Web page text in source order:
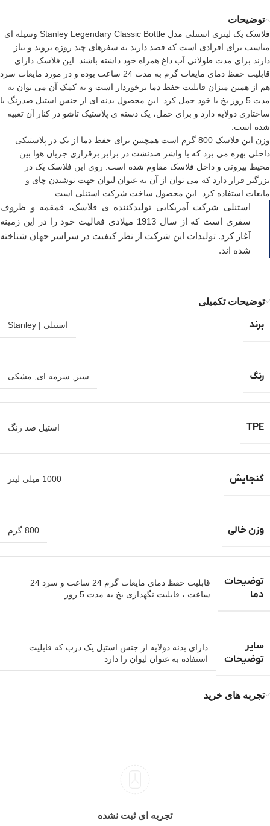
توضیحات
فلاسک یک لیتری استنلی مدل Stanley Legendary Classic Bottle وسیله ای
مناسب برای افرادی است که قصد دارند به سفرهای چند روزه بروند و نیاز
دارند برای مدت طولانی آب داغ همراه خود داشته باشند. این فلاسک دارای
قابلیت حفظ دمای مایعات گرم به مدت 24 ساعت بوده و در مورد مایعات سرد
هم از همین میزان قابلیت حفظ دما برخوردار است و به کمک آن می توان به
مدت 5 روز یخ با خود حمل کرد. این محصول بدنه ای از جنس استیل ضدزنگ با
ساختاری دولایه دارد و برای حمل، یک دسته ی پلاستیک تاشو در کنار آن تعبیه
شده است.
وزن این فلاسک 800 گرم است همچنین برای حفظ دما از یک در پلاستیکی
داخلی بهره می برد که با واشر ضدنشت در برابر برقراری جریان هوا بین
محیط بیرونی و داخل فلاسک مقاوم شده است. روی این فلاسک یک در
بزرگتر قرار دارد که می توان از آن به عنوان لیوان جهت نوشیدن چای و
مایعات استفاده کرد. این محصول ساخت شرکت استنلی است.
استنلی شرکت آمریکایی تولیدکننده ی فلاسک، قمقمه و ظروف
سفری است که از سال 1913 میلادی فعالیت خود را در این زمینه
آغاز کرد. تولیدات این شرکت از نظر کیفیت در سراسر جهان شناخته
شده اند.
توضیحات تکمیلی
برند استنلی | Stanley
رنگ سبز سرمه ای مشکی
TPE استیل ضد زنگ
گنجایش 1000 میلی لیتر
وزن خالی 800 گرم
توضیحات
دما
قابلیت حفظ دمای مایعات گرم 24 ساعت و سرد 24
ساعت ، قابلیت نگهداری یخ به مدت 5 روز
سایر
توضیحات
دارای بدنه دولایه از جنس استیل یک درب که قابلیت
استفاده به عنوان لیوان را دارد
تجربه های خرید
تجربه ای ثبت نشده